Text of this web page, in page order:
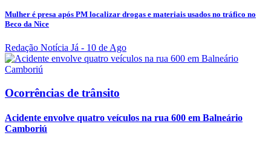
Mulher é presa após PM localizar drogas e materiais usados no tráfico no
Beco da Nice
Redação Notícia Já - 10 de Ago
Ocorrências de trânsito
Acidente envolve quatro veículos na rua 600 em Balneário
Camboriú